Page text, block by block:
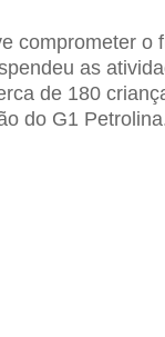
comprometer o
as
de 180
do G1